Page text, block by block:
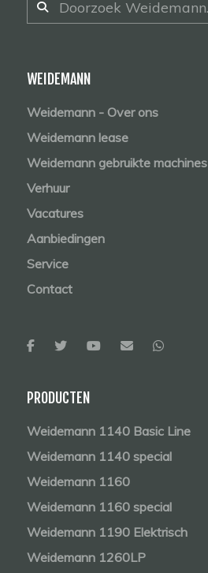
WEIDEMANN
Weidemann - Over ons
Weidemann lease
Weidemann gebruikte machines
Verhuur
Vacatures
Aanbiedingen
Service
Contact
PRODUCTEN
Weidemann 1140 Basic Line
Weidemann 1140 special
Weidemann 1160
Weidemann 1160 special
Weidemann 1190 Elektrisch
Weidemann 1260LP